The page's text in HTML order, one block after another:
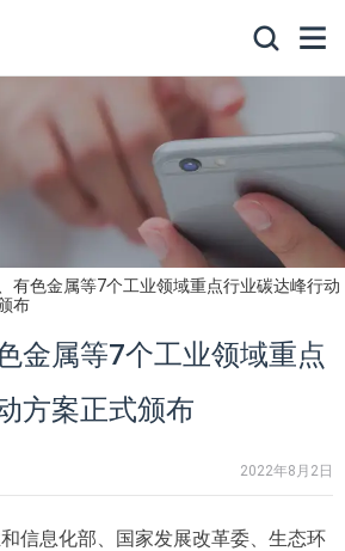
有色金属等7个工业领域重点行业碳达峰行动
布
金属等7个工业领域重点
方案正式颁布
2022年8月2日
信息化部、国家发展改革委、生态环